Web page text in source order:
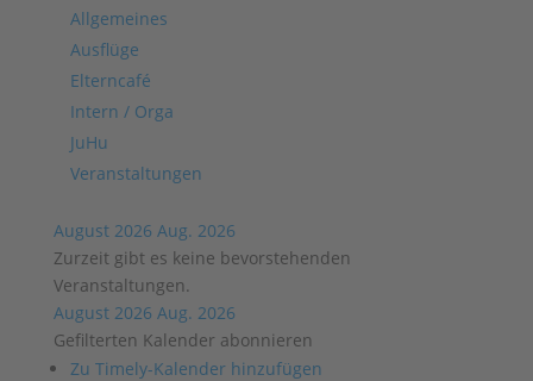
Allgemeines
Ausflüge
Elterncafé
Intern / Orga
JuHu
Veranstaltungen
August 2026 Aug. 2026
Zurzeit gibt es keine bevorstehenden
Veranstaltungen.
August 2026 Aug. 2026
Gefilterten Kalender abonnieren
Zu Timely-Kalender hinzufügen